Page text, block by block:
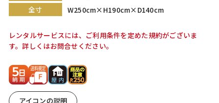
全寸
W250cm×H190cm×D140cm
レンタルサービスには、ご利用条件を定めた規約がございま
す。詳しくはお問合せください。
アイコンの説明